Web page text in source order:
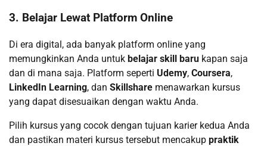
3. Belajar Lewat Platform Online
Di era digital, ada banyak platform online yang
memungkinkan Anda untuk belajar skill baru kapan saja
dan di mana saja. Platform seperti Udemy, Coursera,
LinkedIn Learning, dan Skillshare menawarkan kursus
yang dapat disesuaikan dengan waktu Anda.
Pilih kursus yang cocok dengan tujuan karier kedua Anda
dan pastikan materi kursus tersebut mencakup praktik